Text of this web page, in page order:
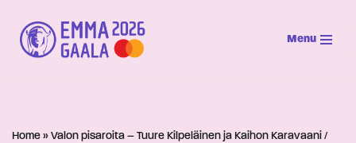
Siirry
suoraan
Menu
Home » Valon pisaroita – Tuure Kilpeläinen ja Kaihon Karavaani /